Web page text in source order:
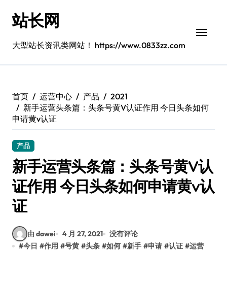
站长网
大型站长资讯类网站！ https://www.0833zz.com
首页 运营中心 产品
2021
新手运营头条篇：头条号黄V认证作用 今日头条如何
申请黄v认证
产品
新手运营头条篇：头条号黄V认
证作用 今日头条如何申请黄v认
证
由 dawei 4 月 27, 2021
没有评论
#今日 #作用 #号黄 #头条 #如何 #新手 #申请 #认证 #运营